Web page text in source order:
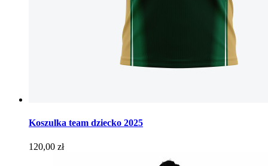
Koszulka team dziecko 2025
Cena
120,00 zł